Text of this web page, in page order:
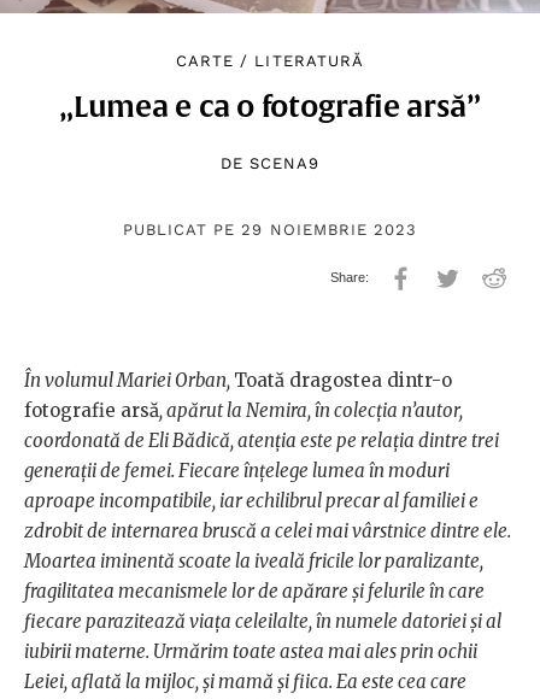
CARTE / LITERATURĂ
„Lumea e ca o fotografie arsă”
DE SCENA9
PUBLICAT PE 29 NOIEMBRIE 2023
În volumul Mariei Orban, Toată dragostea dintr-o
fotografie arsă, apărut la Nemira, în colecția n’autor,
coordonată de Eli Bădică, atenția este pe relația dintre trei
generații de femei. Fiecare înțelege lumea în moduri
aproape incompatibile, iar echilibrul precar al familiei e
zdrobitde internarea bruscă a celei mai vârstnice dintre ele.
Moartea iminentă scoate la iveală fricile lor paralizante,
fragilitatea mecanismele lor de apărare și felurile în care
fiecare parazitează viața celeilalte, în numele datoriei și al
iubirii materne. Urmărim toate astea mai ales prin ochii
Leiei, aflată la mijloc, și mamă și fiica. Ea este cea care